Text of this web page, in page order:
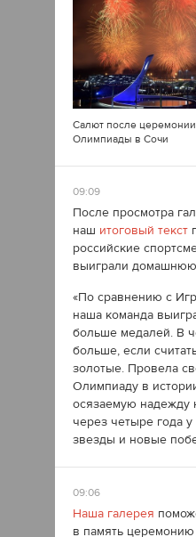
Салют после
Олимпиады в Сочи
09:09
После просмотра
наш итоговый текст
российские
выиграли
«По сравнению с
наша команда
больше медалей. В
больше, если
золотые. Провела
Олимпиаду в
осязаемую надежду
через четыре года
звезды и новые
09:06
Наша галерея
в память церемонию